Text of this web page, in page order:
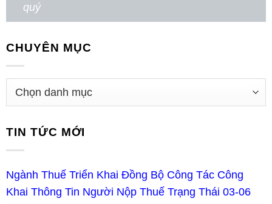
quý
CHUYÊN MỤC
TIN TỨC MỚI
Ngành Thuế Triển Khai Đồng Bộ Công Tác Công
Khai Thông Tin Người Nộp Thuế Trạng Thái 03-06